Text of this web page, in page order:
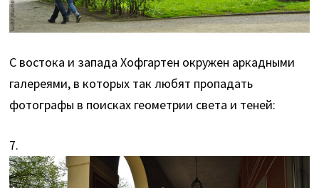
С востока и запада Хофгартен окружен аркадными
галереями, в которых так любят пропадать
фотографы в поисках геометрии света и теней:
7.